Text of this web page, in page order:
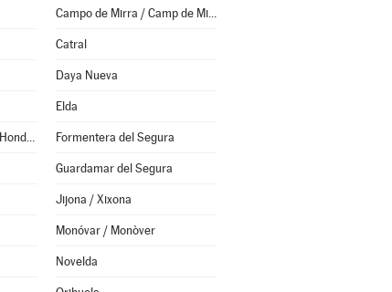
Campo de Mirra / Camp de Mirra (el)
Catral
Daya Nueva
Elda
Fondó de les Neus (el) / Hondón de las Nieves Formentera del Segura
Guardamar del Segura
Jijona / Xixona
Monóvar / Monòver
Novelda